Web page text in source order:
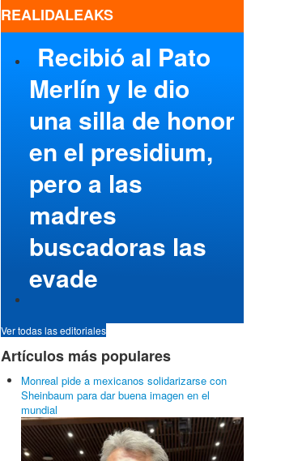
REALIDALEAKS
Recibió al Pato
Merlín y le dio
una silla de honor
en el presidium,
pero a las
madres
buscadoras las
evade
Ver todas las editoriales
Artículos más populares
Monreal pide a mexicanos solidarizarse con
Sheinbaum para dar buena imagen en el
mundial